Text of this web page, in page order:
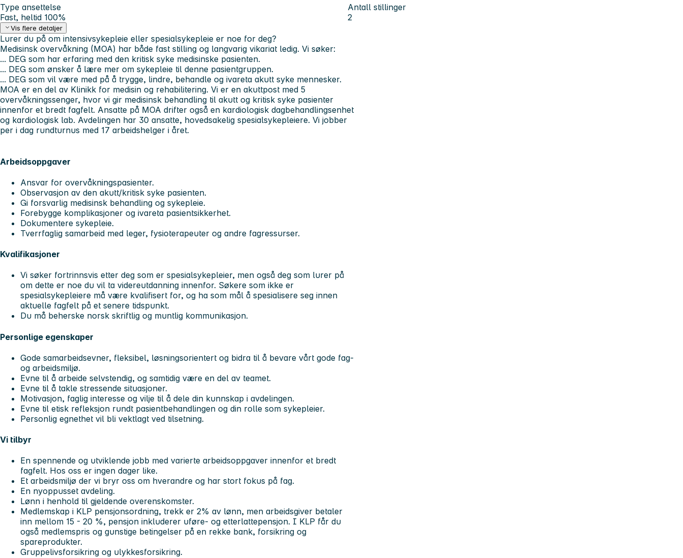
Type ansettelse
Fast, heltid 100%
Antall stillinger
2
Vis flere detaljer
Lurer du på om intensivsykepleie eller spesialsykepleie er noe for deg?
Medisinsk overvåkning (MOA) har både fast stilling og langvarig vikariat ledig. Vi søker:
... DEG som har erfaring med den kritisk syke medisinske pasienten.
... DEG som ønsker å lære mer om sykepleie til denne pasientgruppen.
... DEG som vil være med på å trygge, lindre, behandle og ivareta akutt syke mennesker.
MOA er en del av Klinikk for medisin og rehabilitering. Vi er en akuttpost med 5
overvåkningssenger, hvor vi gir medisinsk behandling til akutt og kritisk syke pasienter
innenfor et bredt fagfelt. Ansatte på MOA drifter også en kardiologisk dagbehandlingsenhet
og kardiologisk lab. Avdelingen har 30 ansatte, hovedsakelig spesialsykepleiere. Vi jobber
per i dag rundturnus med 17 arbeidshelger i året.
Arbeidsoppgaver
Ansvar for overvåkningspasienter.
Observasjon av den akutt/kritisk syke pasienten.
Gi forsvarlig medisinsk behandling og sykepleie.
Forebygge komplikasjoner og ivareta pasientsikkerhet.
Dokumentere sykepleie.
Tverrfaglig samarbeid med leger, fysioterapeuter og andre fagressurser.
Kvalifikasjoner
Vi søker fortrinnsvis etter deg som er spesialsykepleier, men også deg som lurer på
om dette er noe du vil ta videreutdanning innenfor. Søkere som ikke er
spesialsykepleiere må være kvalifisert for, og ha som mål å spesialisere seg innen
aktuelle fagfelt på et senere tidspunkt.
Du må beherske norsk skriftlig og muntlig kommunikasjon.
Personlige egenskaper
Gode samarbeidsevner, fleksibel, løsningsorientert og bidra til å bevare vårt gode fag-
og arbeidsmiljø.
Evne til å arbeide selvstendig, og samtidig være en del av teamet.
Evne til å takle stressende situasjoner.
Motivasjon, faglig interesse og vilje til å dele din kunnskap i avdelingen.
Evne til etisk refleksjon rundt pasientbehandlingen og din rolle som sykepleier.
Personlig egnethet vil bli vektlagt ved tilsetning.
Vi tilbyr
En spennende og utviklende jobb med varierte arbeidsoppgaver innenfor et bredt
fagfelt. Hos oss er ingen dager like.
Et arbeidsmiljø der vi bryr oss om hverandre og har stort fokus på fag.
En nyoppusset avdeling.
Lønn i henhold til gjeldende overenskomster.
Medlemskap i KLP pensjonsordning, trekk er 2% av lønn, men arbeidsgiver betaler
inn mellom 15 - 20 %, pensjon inkluderer uføre- og etterlattepensjon. I KLP får du
også medlemspris og gunstige betingelser på en rekke bank, forsikring og
spareprodukter.
Gruppelivsforsikring og ulykkesforsikring.